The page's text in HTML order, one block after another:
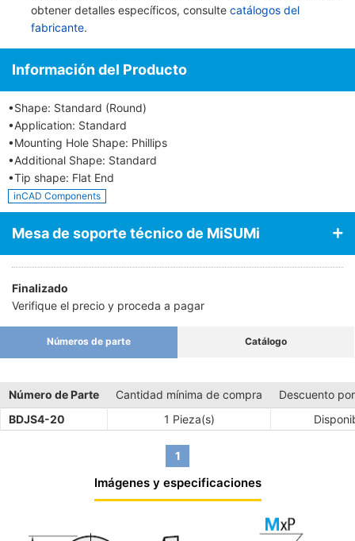
obtener detalles específicos, consulte catálogos del
fabricante.
Información del Producto
•Shape: Standard (Round)
•Application: Standard
•Mounting Hole Shape: Phillips
•Additional Shape: Standard
•Tip shape: Flat End
inCAD Components
Mesa de soporte técnico de MiSUMi
Finalizado
Verifique el precio y proceda a pagar
Números de parte Catálogo
Número de Parte Cantidad mínima de compra
Descuento
BDJS4-20
1 Pieza(s)
1
Imágenes y especificaciones